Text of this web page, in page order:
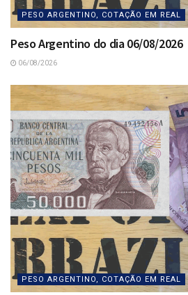
PESO ARGENTINO, COTAÇÃO EM REAL
Peso Argentino do dia 06/08/2026
06/08/2026
PESO ARGENTINO, COTAÇÃO EM REAL